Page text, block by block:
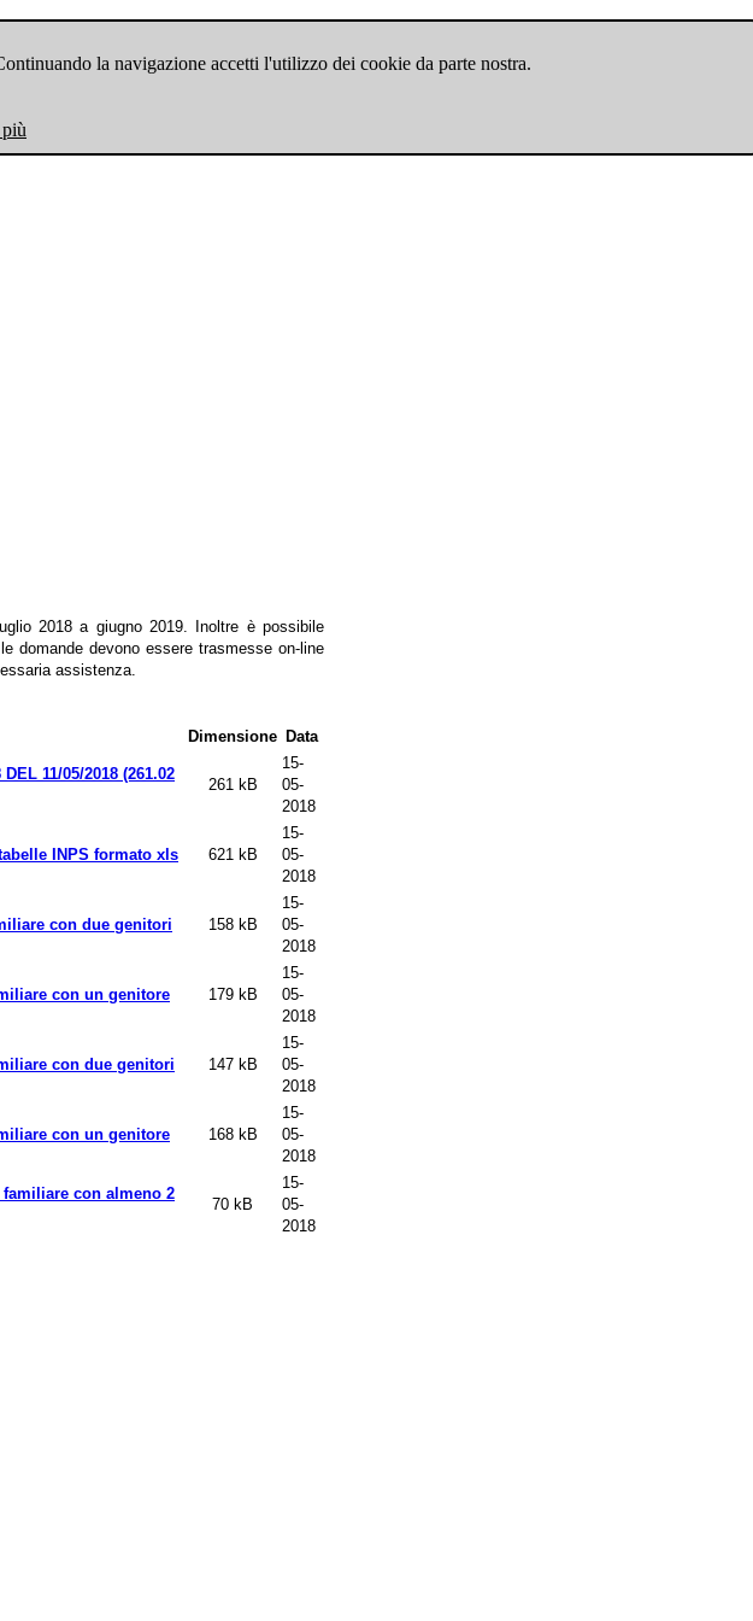
la navigazione accetti l'utilizzo dei cookie da parte nostra.
2018 a giugno 2019. Inoltre è possibile
domande devono essere trasmesse on-line
assistenza.
Dimensione Data
11/05/2018 (261.02
261 kB
15-
05-
2018
INPS formato xls 621 kB
15-
05-
2018
con due genitori 158 kB
15-
05-
2018
con un genitore 179 kB
15-
05-
2018
con due genitori 147 kB
15-
05-
2018
con un genitore 168 kB
15-
05-
2018
familiare con almeno 2
70 kB
15-
05-
2018